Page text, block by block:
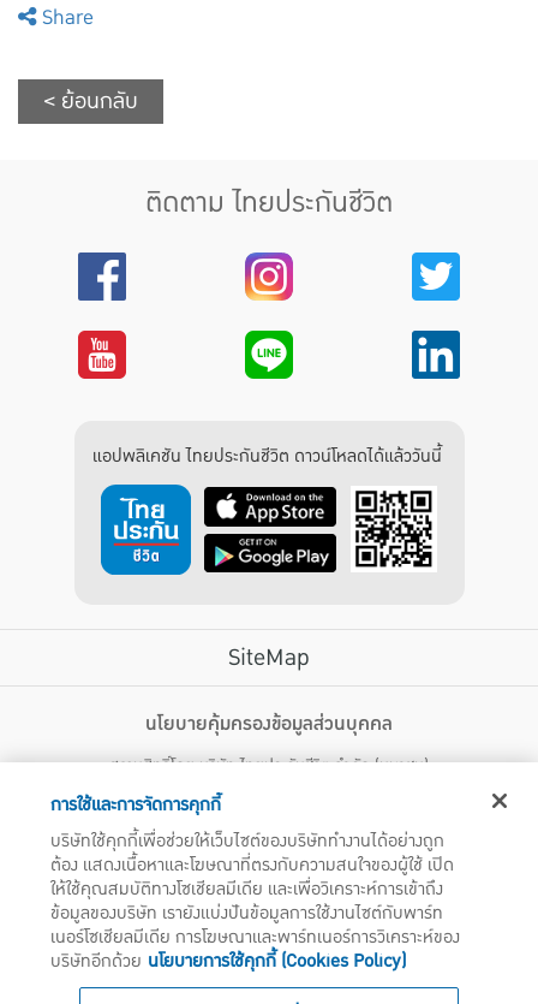
Share
< ย้อนกลับ
ติดตาม ไทยประกันชีวิต
แอปพลิเคชัน ไทยประกันชีวิต ดาวน์โหลดได้แล้ววันนี้
SiteMap
ไทยประกันชีวิต HEALTH CARE SOLUTIONS
สิทธิพิเศษ
แอปพลิเคชัน ไทยประกันชีวิต
ไทยประกันชีวิตแคร์เซ็นเตอร์
ไทยประกันชีวิตเมดิแคร์
ไทยประกันชีวิตอีซี่เพย์
ไทยประกันชีวิตฮอตเคลม
ไทยประกันชีวิตประกันกลุ่ม
บริการสำหรับเจ้าหน้าที่โรงพยาบาล
นโยบายคุ้มครองข้อมูลส่วนบุคคล
สงวนสิทธิ์โดย บริษัท ไทยประกันชีวิต จำกัด (มหาชน)
123 ถนน รัชดาภิเษก แขวงดินแดง เขตดินแดง กรุงเทพฯ 10400 โทรศัพท์ 02-
บริษัทฯ ขอแจ้งให้ผู้ใช้บริการทราบว่า บรรดาข้อความ ภาพ เสียง เนื้อหา ชื่อ ชื่อทางการค้า ส่วนประกอบใดๆ
ทั้งหมดของเว็บไซต์ รวมถึงเครื่องหมายการค้า เครื่องหมาย บริการ ลิขสิทธิ์ สิทธิบัตร ความรู้ต่างๆ ที่ปรากฏ
บนเว็บไซต์ของบริษัทฯ นี้ เป็นงานอันได้รับความคุ้มครองตามกฎหมายทรัพย์สินทางปัญญาของไทยโดยชอบ
ด้วยกฎหมายของบริษัทฯ แต่เพียงผู้เดียว หากบุคคลใดลอกเลียน ปลอมแปลง ทำซ้ำ ดัดแปลง เผยแพร่ต่อ
สาธารณชน จำหน่าย มีไว้ให้เช่า หรือกระทำการใดๆ ในลักษณะที่เป็นการแสวงหาประโยชน์ทางการค้าหรือ
ประโยชน์โดยมิชอบ ไม่ว่าโดยประการใดๆ จากทรัพย์สินทางปัญญาดังกล่าวข้างต้น โดยไม่ได้รับอนุญาตจากบริ
ษัทฯ บริษัทฯ จะดำเนินการตามกฎหมายกับผู้ทำละเมิดสิทธิดังกล่าวโดยทันที
การใช้และการจัดการคุกกี้
บริษัทใช้คุกกี้เพื่อช่วยให้เว็บไซต์ของบริษัททำงานได้อย่างถูก
ต้อง แสดงเนื้อหาและโฆษณาที่ตรงกับความสนใจของผู้ใช้ เปิด
ให้ใช้คุณสมบัติทางโซเชียลมีเดีย และเพื่อวิเคราะห์การเข้าถึง
ข้อมูลของบริษัท เรายังแบ่งปันข้อมูลการใช้งานไซต์กับพาร์ท
เนอร์โซเชียลมีเดีย การโฆษณาและพาร์ทเนอร์การวิเคราะห์ของ
บริษัทอีกด้วย นโยบายการใช้คุกกี้ (Cookies Policy)